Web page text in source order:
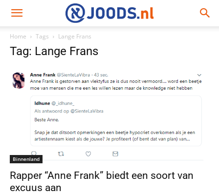
Home Tags Lange Frans
Tag: Lange Frans
Binnenland
Rapper “Anne Frank” biedt een soort van
excuus aan